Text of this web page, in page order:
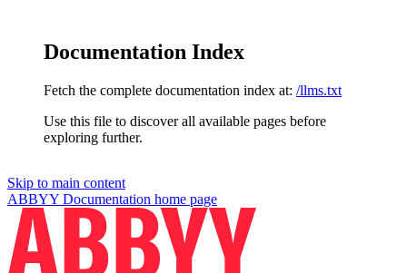
Documentation Index
Fetch the complete documentation index at: /llms.txt
Use this file to discover all available pages before
exploring further.
Skip to main content
ABBYY Documentation home page